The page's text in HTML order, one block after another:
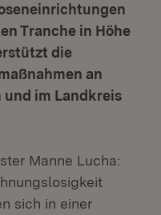
Tranche in Höhe
die
an
im Landkreis
Manne Lucha:
sich in einer